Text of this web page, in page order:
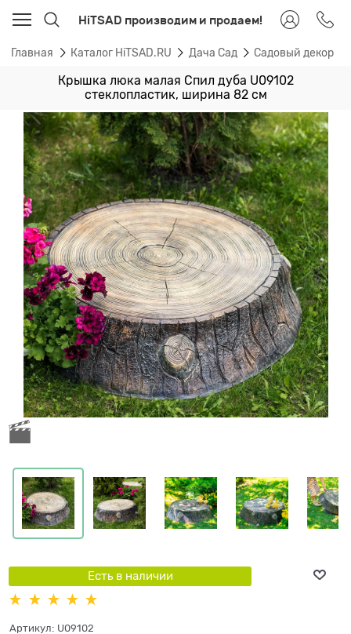
HiTSAD производим и продаем!
Главная Каталог HiTSAD.RU Дача Сад Садовый декор
Крышка люка малая Спил дуба U09102
стеклопластик, ширина 82 см
Есть в наличии
Артикул: U09102